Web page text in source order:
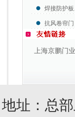
焊接防护
抗风卷帘门
上海京鹏门业
地址：总